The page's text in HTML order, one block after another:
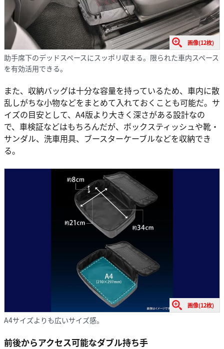
画像(12枚)
助手席下のデッドスペースにスッポリ収まる。限られた車内スペース
を有効活用できる。
また、収納バッグは十分な容量を持っているため、車内に散
乱しがちな小物などをまとめて入れておくことも可能だ。サ
イズの目安として、A4版より大きく深さがある設計なの
で、車検証などはもちろんだが、ボックスティッシュや靴・
サンダル、洗車用具、ブースターケーブルなどを収納でき
る。
画像(12枚)
A4サイズよりも広いサイズ感。
前後からアクセス可能なダブル持ち手